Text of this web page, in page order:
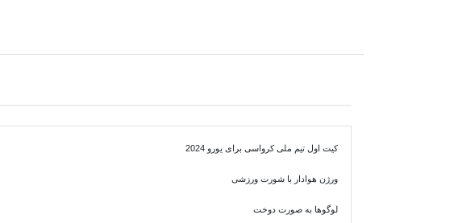
کیت اول تیم ملی کرواسی برای یورو 2024
ورژن هوادار با شورت ورزشی
لوگوها به صورت دوخت